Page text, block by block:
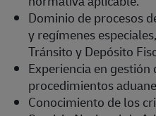
Dominio de procesos
y regímenes
Tránsito y Depósito
Experiencia en
procedimientos
Conocimiento de los